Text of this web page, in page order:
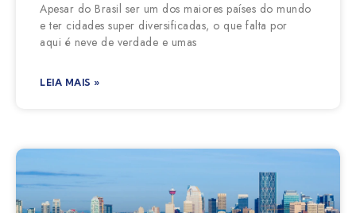
Apesar do Brasil ser um dos maiores países do mundo
e ter cidades super diversificadas, o que falta por
aqui é neve de verdade e umas
LEIA MAIS »